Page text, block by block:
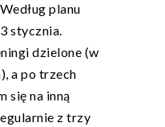
planu
stycznia.
dzielone (w
a po trzech
się na inną
z trzy